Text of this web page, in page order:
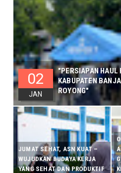
"PERSIAPAN
KABUPATEN
ROYONG"
02
JAN
JUMAT SEHAT, ASN KUAT –
WUJUDKAN BUDAYA KERJA
YANG SEHAT DAN PRODUKTIF